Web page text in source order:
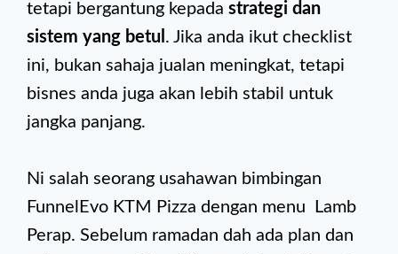
tetapi bergantung kepada strategi dan
sistem yang betul . Jika anda ikut checklist
ini, bukan sahaja jualan meningkat, tetapi
bisnes anda juga akan lebih stabil untuk
jangka panjang.
Ni salah seorang usahawan bimbingan
FunnelEvo KTM Pizza dengan menu Lamb
Perap. Sebelum ramadan dah ada plan dan